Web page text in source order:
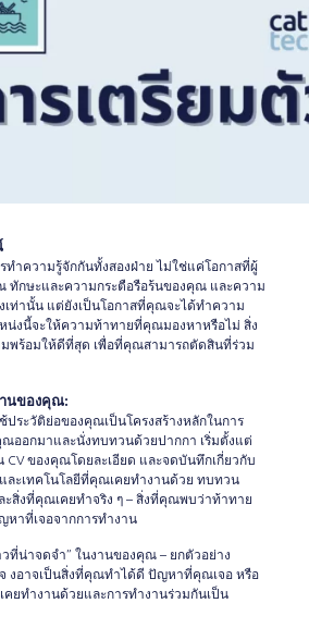
ทำความรู้จักกันทั้งสองฝ่าย ไม่ใช่แค่โอกาสที่ผู้
กษะและความกระตือรือร้นของคุณ และความ
เท่านั้น แต่ยังเป็นโอกาสที่คุณจะได้ทำความ
น่งนี้จะให้ความท้าทายที่คุณมองหาหรือไม่ สิ่ง
พร้อมให้ดีที่สุด เพื่อที่คุณสามารถตัดสินที่ร่วม
นของคุณ:
ระวัติย่อของคุณเป็นโครงสร้างหลักในการ
ออกมาและนั่งทบทวนด้วยปากกา เริ่มตั้งแต่
ของคุณโดยละเอียด และจดบันทึกเกี่ยวกับ
ละเทคโนโลยีที่คุณเคยทำงานด้วย ทบทวน
สิ่งที่คุณเคยทำจริง ๆ – สิ่งที่คุณพบว่าท้าทาย
หาที่เจอจากการทำงาน
วที่น่าจดจำ” ในงานของคุณ – ยกตัวอย่าง
งอาจเป็นสิ่งที่คุณทำได้ดี ปัญหาที่คุณเจอ หรือ
ยทำงานด้วยและการทำงานร่วมกันเป็น